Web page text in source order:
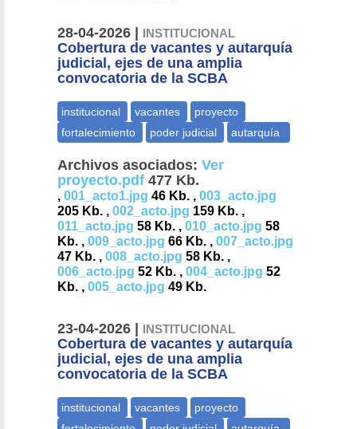
28-04-2026 | INSTITUCIONAL
Cobertura de vacantes y autarquía
judicial, ejes de una amplia
convocatoria de la SCBA
Archivos asociados: Ver
proyecto.pdf 477 Kb.
,001_acto1.jpg 46 Kb. ,003_acto.jpg
205 Kb. ,002_acto.jpg 159 Kb. ,
011_acto.jpg 58 Kb. ,010_acto.jpg 58
Kb. ,009_acto.jpg 66 Kb. ,007_acto.jpg
47 Kb. ,008_acto.jpg 58 Kb. ,
006_acto.jpg 52 Kb. ,004_acto.jpg 52
Kb. ,005_acto.jpg 49 Kb.
23-04-2026 | INSTITUCIONAL
Cobertura de vacantes y autarquía
judicial, ejes de una amplia
convocatoria de la SCBA